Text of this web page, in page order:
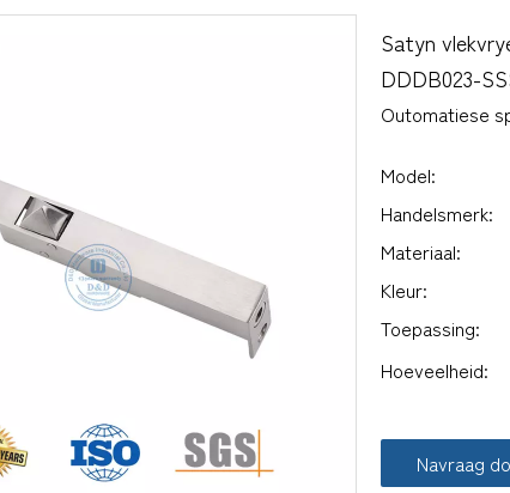
Satyn
DDDB023-
Outomatiese
Model:
Handelsmerk:
Materiaal:
Kleur:
Toepassing:
Hoeveelheid:
Navraag